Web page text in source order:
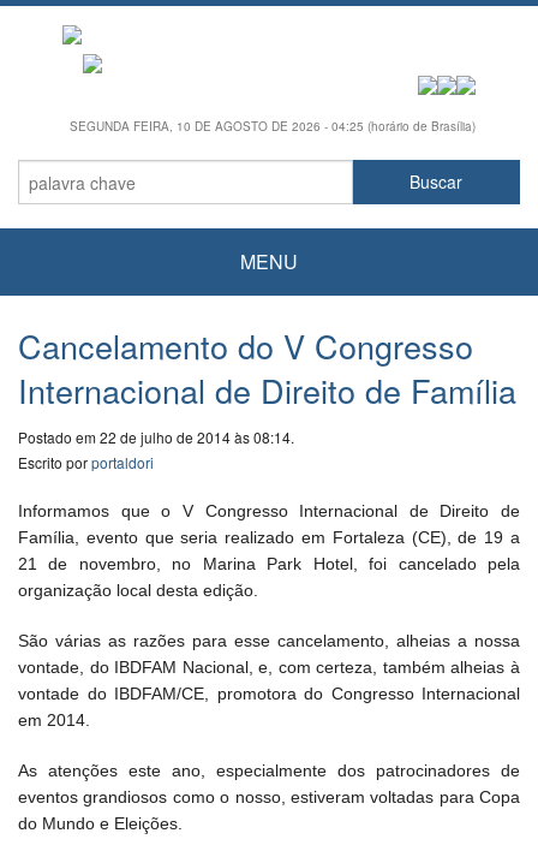
SEGUNDA FEIRA, 10 DE AGOSTO DE 2026 - 04:25 (horário de Brasília)
MENU
Cancelamento do V Congresso
Internacional de Direito de Família
Postado em 22 de julho de 2014 às 08:14.
Escrito porportaldori
Informamos que o V Congresso Internacional de Direito de
Família, evento que seria realizado em Fortaleza (CE), de 19 a
21 de novembro, no Marina Park Hotel, foi cancelado pela
organização local desta edição.
São várias as razões para esse cancelamento, alheias a nossa
vontade, do IBDFAM Nacional, e, com certeza, também alheias à
vontade do IBDFAM/CE, promotora do Congresso Internacional
em 2014.
As atenções este ano, especialmente dos patrocinadores de
eventos grandiosos como o nosso, estiveram voltadas para Copa
do Mundo e Eleições.